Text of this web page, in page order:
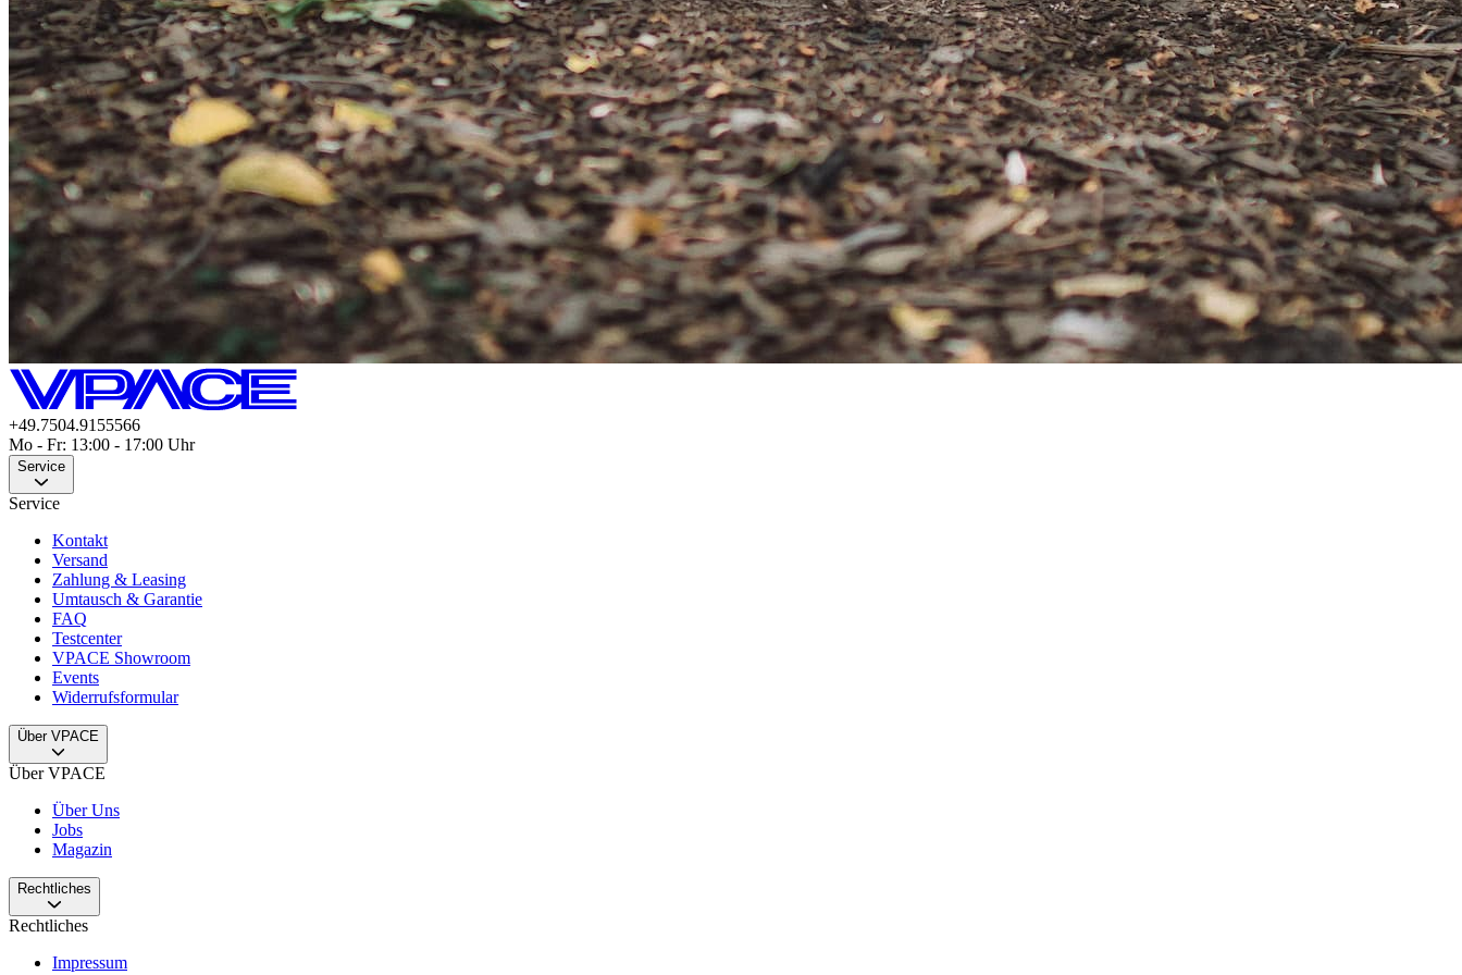
+49.7504.9155566
Mo - Fr: 13:00 - 17:00 Uhr
Service
Service
Kontakt
Versand
Zahlung & Leasing
Umtausch & Garantie
FAQ
Testcenter
VPACE Showroom
Events
Widerrufsformular
Über VPACE
Über VPACE
Über Uns
Jobs
Magazin
Rechtliches
Rechtliches
Impressum